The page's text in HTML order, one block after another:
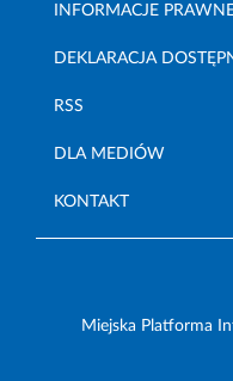
INFORMACJE
DEKLARACJA
RSS
DLA MEDIÓW
KONTAKT
Miejska Platforma